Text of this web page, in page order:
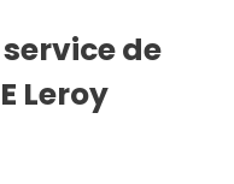
de
Leroy